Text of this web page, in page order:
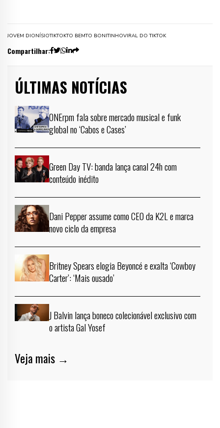
JOVEM DIONÍSIOTIKTOKTO BEMTO BONITINHOVIRAL DO TIKTOK
Compartilhar:
ÚLTIMAS NOTÍCIAS
ONErpm fala sobre mercado musical e funk
global no ‘Cabos e Cases’
Green Day TV: banda lança canal 24h com
conteúdo inédito
Dani Pepper assume como CEO da K2L e marca
novo ciclo da empresa
Britney Spears elogia Beyoncé e exalta ‘Cowboy
Carter’: ‘Mais ousado’
J Balvin lança boneco colecionável exclusivo com
o artista Gal Yosef
Veja mais →